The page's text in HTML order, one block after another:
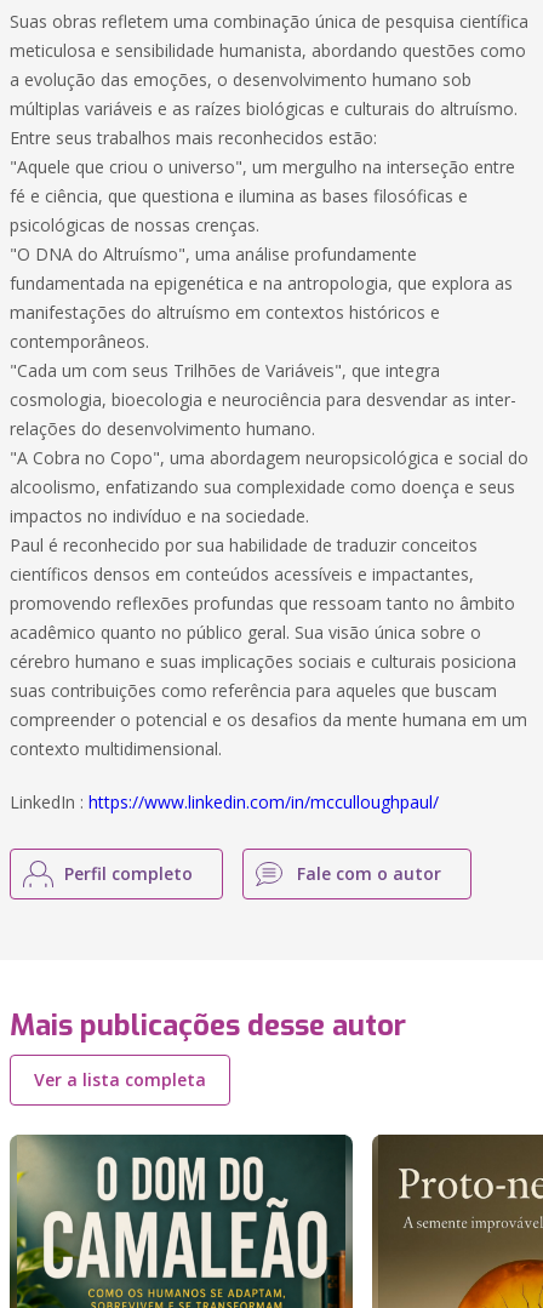
Suas obras refletem uma combinação única de pesquisa científica
meticulosa e sensibilidade humanista, abordando questões como
a evolução das emoções, o desenvolvimento humano sob
múltiplas variáveis e as raízes biológicas e culturais do altruísmo.
Entre seus trabalhos mais reconhecidos estão:
"Aquele que criou o universo", um mergulho na interseção entre
fé e ciência, que questiona e ilumina as bases filosóficas e
psicológicas de nossas crenças.
"O DNA do Altruísmo", uma análise profundamente
fundamentada na epigenética e na antropologia, que explora as
manifestações do altruísmo em contextos históricos e
contemporâneos.
"Cada um com seus Trilhões de Variáveis", que integra
cosmologia, bioecologia e neurociência para desvendar as inter-
relações do desenvolvimento humano.
"A Cobra no Copo", uma abordagem neuropsicológica e social do
alcoolismo, enfatizando sua complexidade como doença e seus
impactos no indivíduo e na sociedade.
Paul é reconhecido por sua habilidade de traduzir conceitos
científicos densos em conteúdos acessíveis e impactantes,
promovendo reflexões profundas que ressoam tanto no âmbito
acadêmico quanto no público geral. Sua visão única sobre o
cérebro humano e suas implicações sociais e culturais posiciona
suas contribuições como referência para aqueles que buscam
compreender o potencial e os desafios da mente humana em um
contexto multidimensional.
LinkedIn : https://www.linkedin.com/in/mcculloughpaul/
Perfil completo Fale com o autor
Mais publicações desse autor
Ver a lista completa